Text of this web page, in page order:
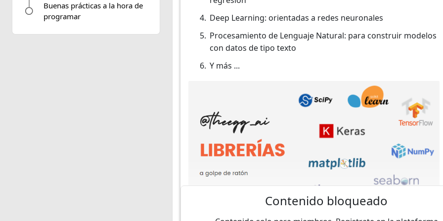
Buenas prácticas a la hora de
programar
Contenido bloqueado
Deep Learning: orientadas a redes neuronales
Procesamiento de Lenguaje Natural: para construir modelos
con datos de tipo texto
Y más ...